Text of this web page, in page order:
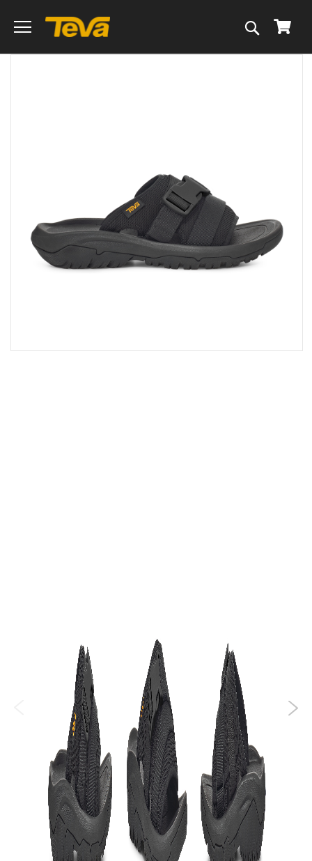
搜
我